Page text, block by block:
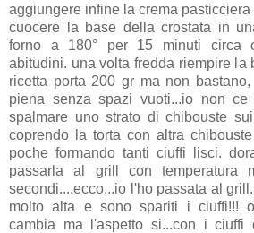
aggiungere infine la crema pasticciera
cuocere la base della crostata in
forno a 180° per 15 minuti circa
abitudini. una volta fredda riempire la
ricetta porta 200 gr ma non
piena senza spazi vuoti...io non ce
spalmare uno strato di chibouste
coprendo la torta con altra
poche formando tanti ciuffi lisci.
passarla al grill con temperatura
secondi....ecco...io l'ho passata al
molto alta e sono spariti i ciuffi!!!
cambia ma l'aspetto si...con i ciuffi